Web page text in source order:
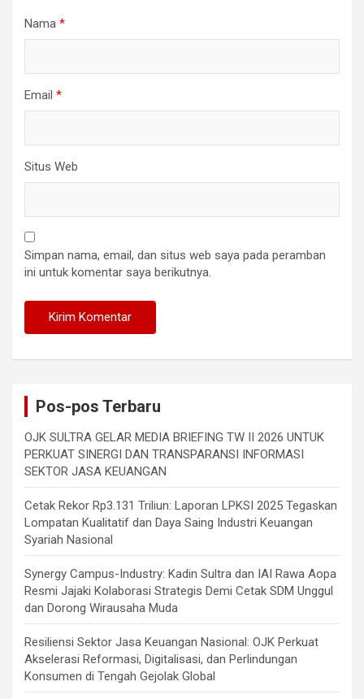
Nama *
Email *
Situs Web
Simpan nama, email, dan situs web saya pada peramban
ini untuk komentar saya berikutnya.
Pos-pos Terbaru
OJK SULTRA GELAR MEDIA BRIEFING TW II 2026 UNTUK
PERKUAT SINERGI DAN TRANSPARANSI INFORMASI
SEKTOR JASA KEUANGAN
Cetak Rekor Rp3.131 Triliun: Laporan LPKSI 2025 Tegaskan
Lompatan Kualitatif dan Daya Saing Industri Keuangan
Syariah Nasional
Synergy Campus-Industry: Kadin Sultra dan IAI Rawa Aopa
Resmi Jajaki Kolaborasi Strategis Demi Cetak SDM Unggul
dan Dorong Wirausaha Muda
Resiliensi Sektor Jasa Keuangan Nasional: OJK Perkuat
Akselerasi Reformasi, Digitalisasi, dan Perlindungan
Konsumen di Tengah Gejolak Global